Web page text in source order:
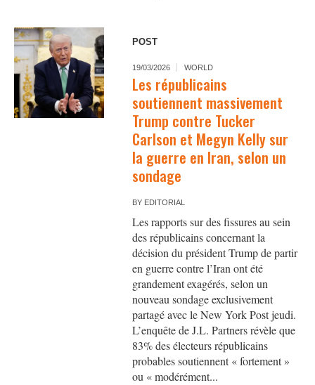
POST
19/03/2026 WORLD
Les républicains
soutiennent massivement
Trump contre Tucker
Carlson et Megyn Kelly sur
la guerre en Iran, selon un
sondage
BY EDITORIAL
Les rapports sur des fissures au sein
des républicains concernant la
décision du président Trump de partir
en guerre contre l’Iran ont été
grandement exagérés, selon un
nouveau sondage exclusivement
partagé avec le New York Post jeudi.
L’enquête de J.L. Partners révèle que
83% des électeurs républicains
probables soutiennent « fortement »
ou « modérément...